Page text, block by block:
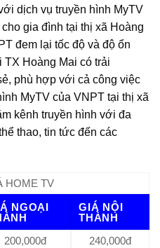
dịch vụ truyền hình MyTV
gia đình tại thị xã Hoàng
đem lại tốc độ và độ ổn
TX Hoàng Mai có trải
phù hợp với cả công việc
MyTV của VNPT tại thị xã
kênh truyền hình với đa
thao, tin tức đến các
HOME TV
NGOẠI
GIÁ NỘI
THÀNH
200,000đ
240,000đ